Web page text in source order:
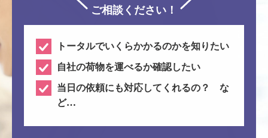
ご相談ください！
トータルでいくらかかるのかを知りたい
自社の荷物を運べるか確認したい
当日の依頼にも対応してくれるの？ な
ど…